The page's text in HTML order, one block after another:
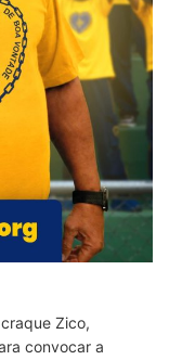
Zico,
convocar a